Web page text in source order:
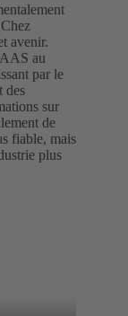
avenir.
au
par le
des
sur
de
fiable, mais
plus